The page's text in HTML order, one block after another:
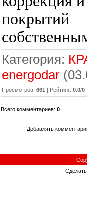
Категория:
energodar
Просмотров: 661 | Рейтинг: 0.0/0
Всего комментариев: 0
Добавлять